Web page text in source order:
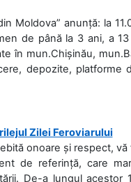
Moldova” anunță: la
de până la 3 ani, a
în mun.Chișinău,
depozite, platforme
Zilei Feroviarului
onoare și respect,
de referință, care
De-a lungul